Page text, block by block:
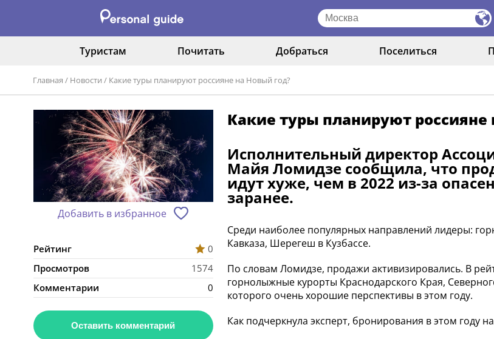
Туристам Почитать Добраться Поселиться
Главная / Новости / Какие туры планируют россияне на Новый год?
Добавить в избранное
Рейтинг
0
Просмотров
1574
Комментарии
0
Оставить комментарий
Какие туры планируют россияне
Исполнительный директор
Майя Ломидзе сообщила, что
идут хуже, чем в 2022 из-за
заранее.
Среди наиболее популярных направлений лидеры:
Кавказа, Шерегеш в Кузбассе.
По словам Ломидзе, продажи активизировались. В
горнолыжные курорты Краснодарского Края,
которого очень хорошие перспективы в этом году.
Как подчеркнула эксперт, бронирования в этом году